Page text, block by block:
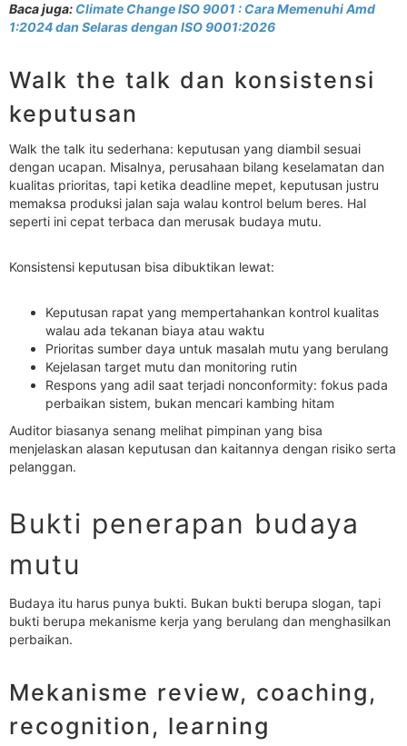
Baca juga: Climate Change ISO 9001 : Cara Memenuhi Amd
1:2024 dan Selaras dengan ISO 9001:2026
Walk the talk dan konsistensi
keputusan
Walk the talk itu sederhana: keputusan yang diambil sesuai
dengan ucapan. Misalnya, perusahaan bilang keselamatan dan
kualitas prioritas, tapi ketika deadline mepet, keputusan justru
memaksa produksi jalan saja walau kontrol belum beres. Hal
seperti ini cepat terbaca dan merusak budaya mutu.
Konsistensi keputusan bisa dibuktikan lewat:
Keputusan rapat yang mempertahankan kontrol kualitas
walau ada tekanan biaya atau waktu
Prioritas sumber daya untuk masalah mutu yang berulang
Kejelasan target mutu dan monitoring rutin
Respons yang adil saat terjadi nonconformity: fokus pada
perbaikan sistem, bukan mencari kambing hitam
Auditor biasanya senang melihat pimpinan yang bisa
menjelaskan alasan keputusan dan kaitannya dengan risiko serta
pelanggan.
Bukti penerapan budaya
mutu
Budaya itu harus punya bukti. Bukan bukti berupa slogan, tapi
bukti berupa mekanisme kerja yang berulang dan menghasilkan
perbaikan.
Mekanisme review, coaching,
recognition, learning